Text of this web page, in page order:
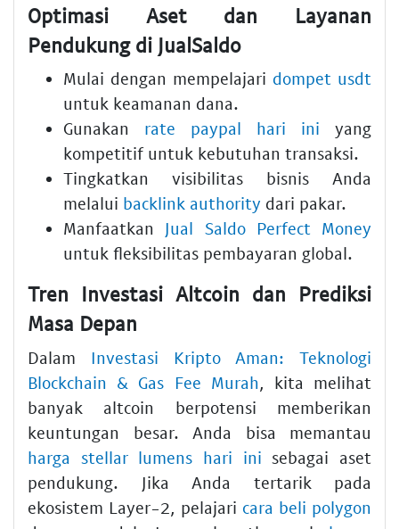
Optimasi Aset dan Layanan
Pendukung di JualSaldo
Mulai dengan mempelajari dompet usdt
untuk keamanan dana.
Gunakan rate paypal hari ini yang
kompetitif untuk kebutuhan transaksi.
Tingkatkan visibilitas bisnis Anda
melalui backlink authority dari pakar.
Manfaatkan Jual Saldo Perfect Money
untuk fleksibilitas pembayaran global.
Tren Investasi Altcoin dan Prediksi
Masa Depan
Dalam Investasi Kripto Aman: Teknologi
Blockchain & Gas Fee Murah, kita melihat
banyak altcoin berpotensi memberikan
keuntungan besar. Anda bisa memantau
harga stellar lumens hari ini sebagai aset
pendukung. Jika Anda tertarik pada
ekosistem Layer-2, pelajari cara beli polygon